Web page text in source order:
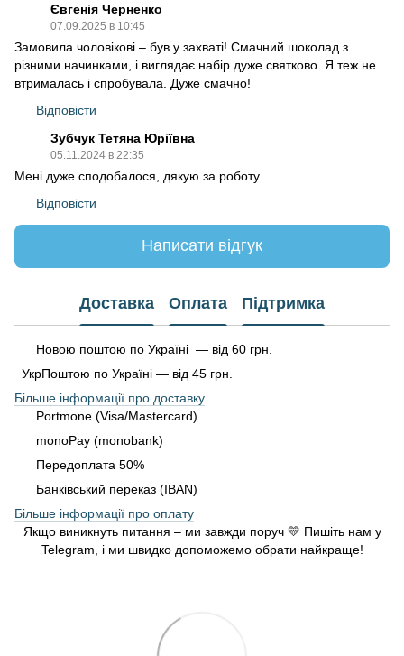
Євгенія Черненко
07.09.2025 в 10:45
Замовила чоловікові – був у захваті! Смачний шоколад з
різними начинками, і виглядає набір дуже святково. Я теж не
втрималась і спробувала. Дуже смачно!
Відповісти
Зубчук Тетяна Юріївна
05.11.2024 в 22:35
Мені дуже сподобалося, дякую за роботу.
Відповісти
Написати відгук
Доставка Оплата Підтримка
Новою поштою по Україні — від 60 грн.
УкрПоштою по Україні — від 45 грн.
Більше інформації про доставку
Portmone (Visa/Mastercard)
monoPay (monobank)
Передоплата 50%
Банківський переказ (IBAN)
Більше інформації про оплату
Якщо виникнуть питання – ми завжди поруч 💛 Пишіть нам у
Telegram, і ми швидко допоможемо обрати найкраще!